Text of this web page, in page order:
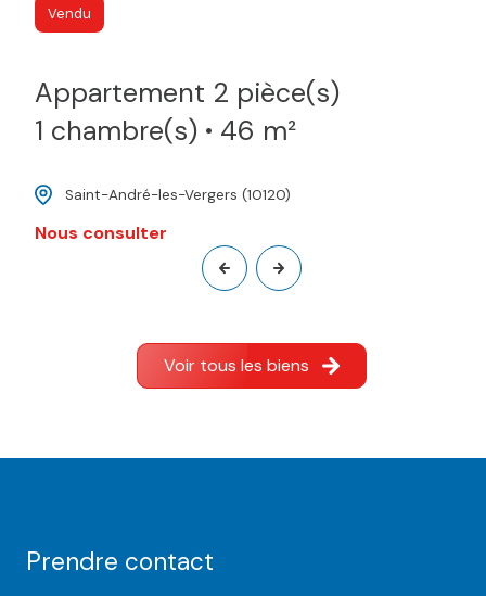
Vendu
Appartement 2 pièce(s)
1 chambre(s)
46 m²
Saint-André-les-Vergers (10120)
Nous consulter
Voir tous les biens
Prendre contact